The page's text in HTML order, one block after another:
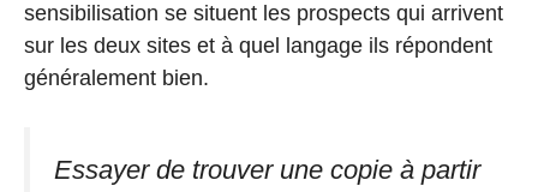
sensibilisation se situent les prospects qui arrivent
sur les deux sites et à quel langage ils répondent
généralement bien.
Essayer de trouver une copie à partir